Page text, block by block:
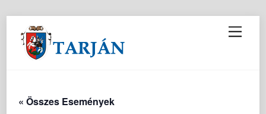
M
e
« Összes Események